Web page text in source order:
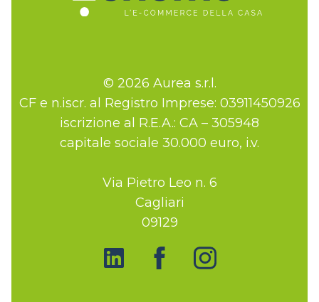
© 2026 Aurea s.r.l.
CF e n.iscr. al Registro Imprese: 03911450926
iscrizione al R.E.A.: CA – 305948
capitale sociale 30.000 euro, i.v.
Via Pietro Leo n. 6
Cagliari
09129